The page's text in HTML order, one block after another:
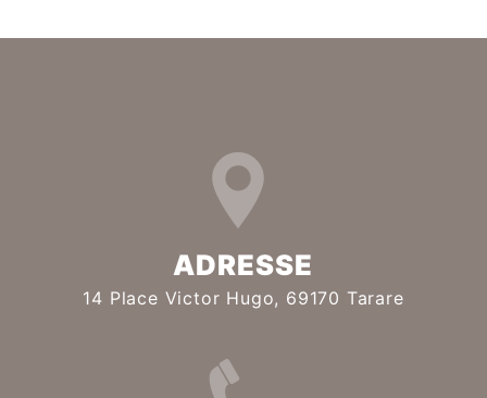
ADRESSE
14 Place Victor Hugo, 69170 Tarare